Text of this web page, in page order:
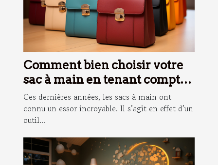
Comment bien choisir votre
sac à main en tenant compte
de votre morphologie ?
Ces dernières années, les sacs à main ont
connu un essor incroyable. Il s’agit en effet d’un
outil...